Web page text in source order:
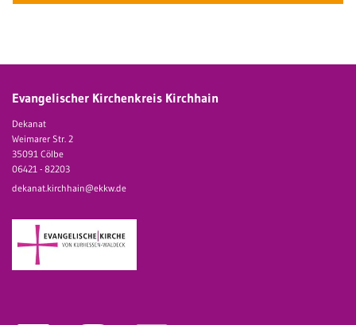
Evangelischer Kirchenkreis Kirchhain
Dekanat
Weimarer Str. 2
35091 Cölbe
06421 - 82203
dekanat.kirchhain@ekkw.de